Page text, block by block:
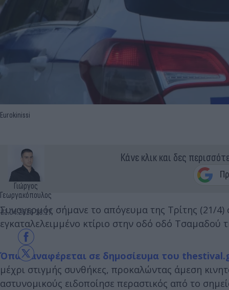
Eurokinissi
Γιώργος
Γεωργακόπουλος
21.04.2026 18:17
Κάνε κλικ και δες
Συναγερμός σήμανε το απόγευμα της Τρίτης (21/4)
εγκαταλελειμμένο κτίριο στην οδό οδό Τσαμαδού
Όπως αναφέρεται σε δημοσίευμα του
μέχρι στιγμής συνθήκες, προκαλώντας άμεση
αστυνομικούς ειδοποίησε περαστικός από το